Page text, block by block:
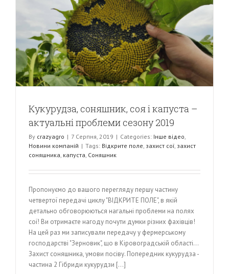
Кукурудза, соняшник, соя і капуста –
актуальні проблеми сезону 2019
By crazyagro | 7 Серпня, 2019 | Categories: Інше відео
Новини компаній | Tags: Відкрите поле захист сої захист
соняшника капуста Соняшник
Пропонуємо до вашого перегляду першу частину
четвертої передачі циклу "ВІДКРИТЕ ПОЛЕ", в якій
детально обговорюються нагальні проблеми на полях
сої! Ви отримаєте нагоду почути думки різних фахівців!
На цей раз ми записували передачу у фермерському
господарстві "Зерновик", що в Кіровоградській області...
Захист соняшника, умови посіву. Попередник кукурудза -
частина 2 Гібриди кукурудзи [...]